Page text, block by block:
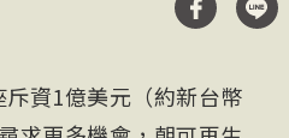
斥資1億美元（約新台幣